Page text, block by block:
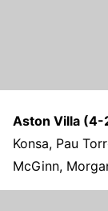
Aston Villa
Konsa, Pau
McGinn,